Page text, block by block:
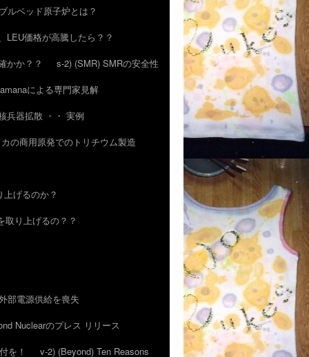
ルベッド原子炉とは？
LEU価格が高騰したら？？
かか？？
s-2) (SMR) SMRの安全性
による専門家見解
兵器拡散 ・・ 実例
の商用原発でのトリチウム製造
げるのか？
取り上げるの？？
部電源供給を喪失
Nuclearのプレス リリース
を！
v-2) (Beyond) Ten Reasons